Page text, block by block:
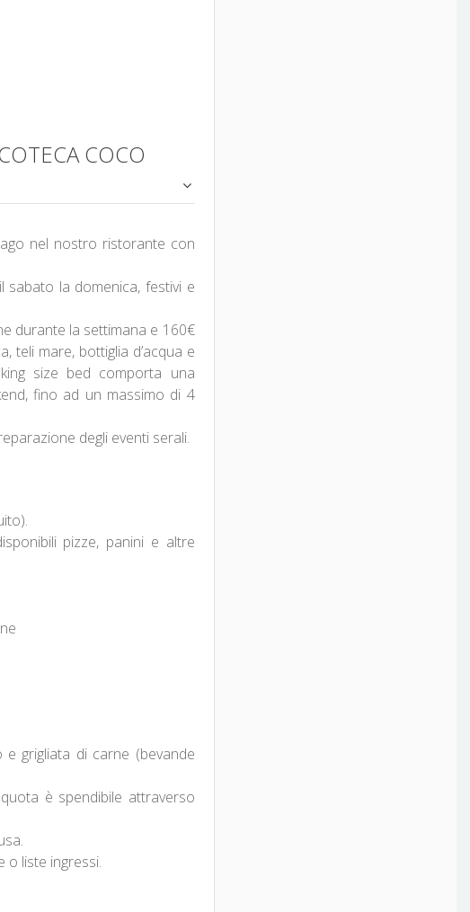
COCO
nel nostro ristorante con
sabato la domenica, festivi e
durante la settimana e 160€
teli mare, bottiglia d’acqua e
size bed comporta una
fino ad un massimo di 4
degli eventi serali.
pizze, panini e altre
grigliata di carne (bevande
è spendibile attraverso
liste ingressi.